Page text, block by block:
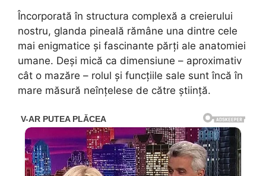
Încorporată în structura complexă a creierului
nostru, glanda pineală rămâne una dintre cele
mai enigmatice și fascinante părți ale anatomiei
umane. Deși mică ca dimensiune – aproximativ
cât o mazăre – rolul și funcțiile sale sunt încă în
mare măsură neînțelese de către știință.